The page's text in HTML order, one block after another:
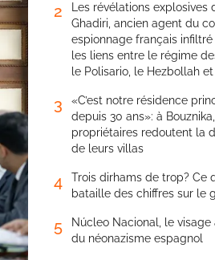
2
Les révélations explosives
Ghadiri, ancien agent du
espionnage français infiltré
les liens entre le régime
le Polisario, le Hezbollah et
3
«C’est notre résidence
depuis 30 ans»: à
propriétaires redoutent la
de leurs villas
4
Trois dirhams de trop? Ce
bataille des chiffres sur le
5
Núcleo Nacional, le visage
du néonazisme espagnol